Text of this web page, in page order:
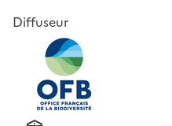
Diffuseur